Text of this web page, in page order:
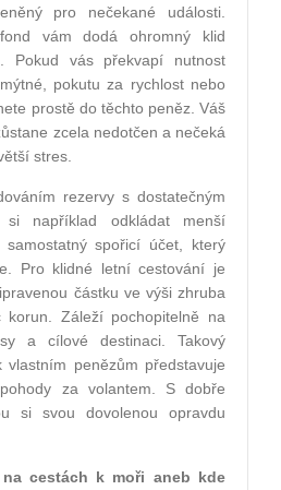
pro nečekané události.
vám dodá ohromný klid
Pokud vás překvapí nutnost
pokutu za rychlost nebo
prostě do těchto peněz. Váš
zcela nedotčen a nečeká
stres.
rezervy s dostatečným
si například odkládat menší
spořicí účet, který
Pro klidné letní cestování je
částku ve výši zhruba
Záleží pochopitelně na
a cílové destinaci. Takový
penězům představuje
za volantem. S dobře
si svou dovolenou opravdu
cestách k moři aneb kde